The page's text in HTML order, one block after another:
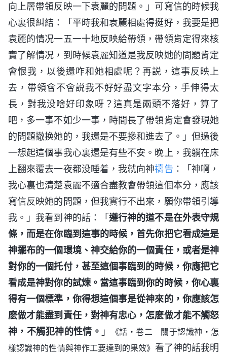
向上層帶領反映一下袁麗的問題。」可寫信的時候我
心裏很糾結：「平時我和袁麗相處得挺好，我要是把
袁麗的情况一五一十地反映給帶領，帶領肯定得來核
實了解情况，到時候袁麗知道是我反映她的問題肯定
會恨我，以後還咋和她相處呢？再説，這事反映上
去，帶領會不會説我不好好盡文字本分，手伸得太
長，對我没啥好印象呀？這真是兩頭不落好，算了
吧，多一事不如少一事，時間長了帶領肯定會發現她
的問題撤换她的，我還是不要摻和進去了。」但過後
一想起這個事我心裏還是有些不安。晚上，我躺在床
上翻來覆去一夜都没睡着，我就向神禱告 ：「神啊，
我心裏也清楚袁麗不適合盡教會帶領這個本分，應該
寫信反映她的問題，但我實行不出來，願你帶領引導
我。」我看到神的話：「遵行神的道不是在外表守規
條，而是在你臨到這事的時候，首先你把它看成這是
神擺布的一個環境、神交給你的一個責任，或者是神
對你的一個托付，甚至這個事臨到的時候，你應把它
看成是神對你的試煉。當這事臨到你的時候，你心裏
得有一個標準，你得想這個事是從神來的，你應該怎
麽做才能盡到責任，對神有忠心，怎麽做才能不觸怒
神，不觸犯神的性情。 」
《話・卷二 關于認識神・怎
樣認識神的性情與神作工要達到的果效》 看了神的話我明